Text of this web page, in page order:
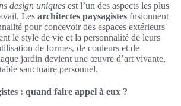
design uniques est l’un des aspects les plus
Les architectes paysagistes fusionnent
pour concevoir des espaces extérieurs
le style de vie et la personnalité de leurs
de formes, de couleurs et de
jardin devient une œuvre d’art vivante,
sanctuaire personnel.
: quand faire appel à eux ?